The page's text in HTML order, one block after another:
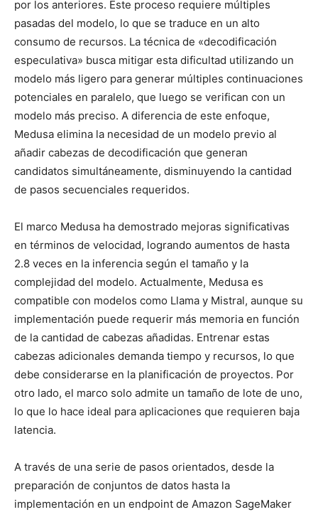
por los anteriores. Este proceso requiere múltiples
pasadas del modelo, lo que se traduce en un alto
consumo de recursos. La técnica de «decodificación
especulativa» busca mitigar esta dificultad utilizando un
modelo más ligero para generar múltiples continuaciones
potenciales en paralelo, que luego se verifican con un
modelo más preciso. A diferencia de este enfoque,
Medusa elimina la necesidad de un modelo previo al
añadir cabezas de decodificación que generan
candidatos simultáneamente, disminuyendo la cantidad
de pasos secuenciales requeridos.
El marco Medusa ha demostrado mejoras significativas
en términos de velocidad, logrando aumentos de hasta
2.8 veces en la inferencia según el tamaño y la
complejidad del modelo. Actualmente, Medusa es
compatible con modelos como Llama y Mistral, aunque su
implementación puede requerir más memoria en función
de la cantidad de cabezas añadidas. Entrenar estas
cabezas adicionales demanda tiempo y recursos, lo que
debe considerarse en la planificación de proyectos. Por
otro lado, el marco solo admite un tamaño de lote de uno,
lo que lo hace ideal para aplicaciones que requieren baja
latencia.
A través de una serie de pasos orientados, desde la
preparación de conjuntos de datos hasta la
implementación en un endpoint de Amazon SageMaker